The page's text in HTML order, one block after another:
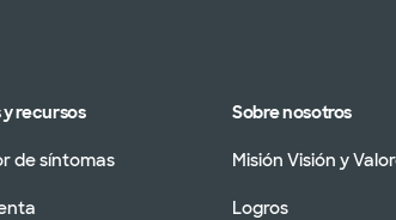
recursos
de síntomas
Sobre nosotros
Misión Visión y
Logros